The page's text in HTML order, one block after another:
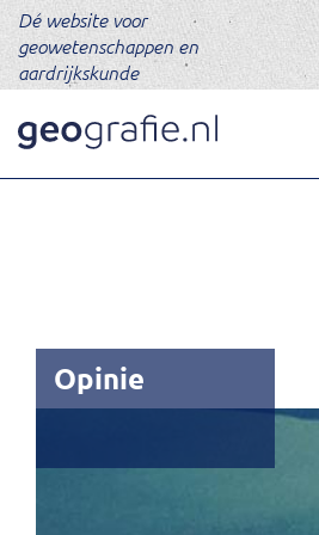
Dé website voor
geowetenschappen en
aardrijkskunde
Opinie